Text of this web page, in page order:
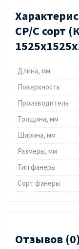
СР/С сорт
Длина, мм
Поверхность
Производитель
Толщина, мм
Ширина, мм
Размеры, мм
Тип фанеры
Сорт фанеры
Отзывов